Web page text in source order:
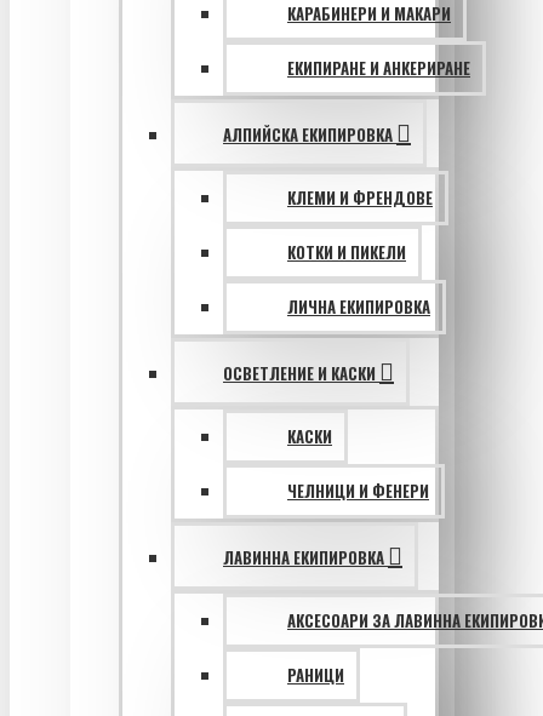
КАРАБИНЕРИ И МАКАРИ
ЕКИПИРАНЕ И АНКЕРИРАНЕ
АЛПИЙСКА ЕКИПИРОВКА
КЛЕМИ И ФРЕНДОВЕ
КОТКИ И ПИКЕЛИ
ЛИЧНА ЕКИПИРОВКА
ОСВЕТЛЕНИЕ И КАСКИ
КАСКИ
ЧЕЛНИЦИ И ФЕНЕРИ
ЛАВИННА ЕКИПИРОВКА
АКСЕСОАРИ ЗА ЛАВИННА
РАНИЦИ